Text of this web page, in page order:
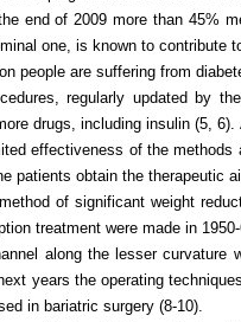
end of 2009 more than 45%
one, is known to contribute
people are suffering from
regularly updated by
drugs, including insulin (5,
effectiveness of the
patients obtain the therapeutic
of significant weight
treatment were made in
along the lesser curvature
years the operating
in bariatric surgery (8-10).